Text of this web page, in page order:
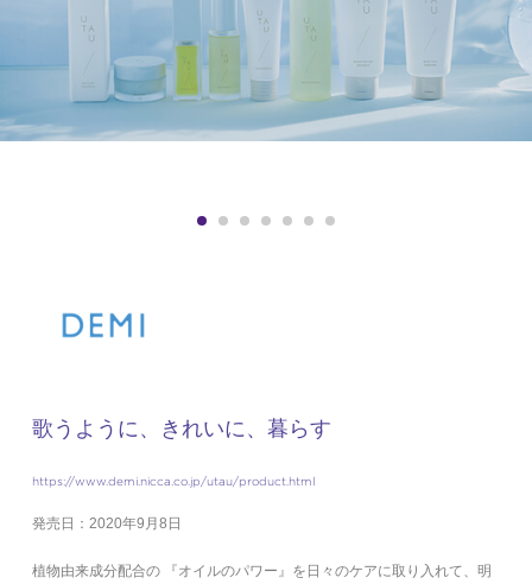
歌うように、きれいに、暮らす
https://www.demi.nicca.co.jp/utau/product.html
発売日：2020年9月8日
植物由来成分配合の 『オイルのパワー』を日々のケアに取り入れて、 明